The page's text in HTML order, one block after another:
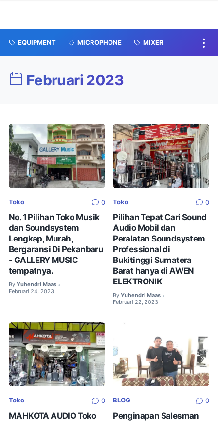
EQUIPMENT MICROPHONE MIXER
Februari 2023
Toko 0
No. 1 Pilihan Toko Musik
dan Soundsystem
Lengkap, Murah,
Bergaransi Di Pekanbaru
- GALLERY MUSIC
tempatnya.
By Yuhendri Maas •
Februari 24, 2023
Toko 0
Pilihan Tepat Cari Sound
Audio Mobil dan
Peralatan Soundsystem
Professional di
Bukitinggi Sumatera
Barat hanya di AWEN
ELEKTRONIK
By Yuhendri Maas •
Februari 22, 2023
Toko 0
MAHKOTA AUDIO Toko
BLOG 0
Penginapan Salesman